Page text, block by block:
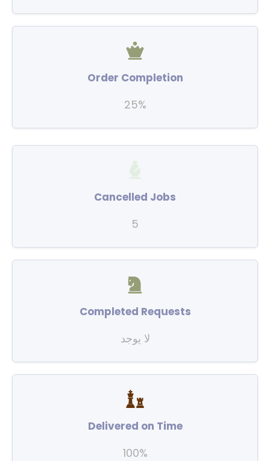
Order Completion
25%
Cancelled Jobs
5
Completed Requests
لا يوجد
Delivered on Time
100%